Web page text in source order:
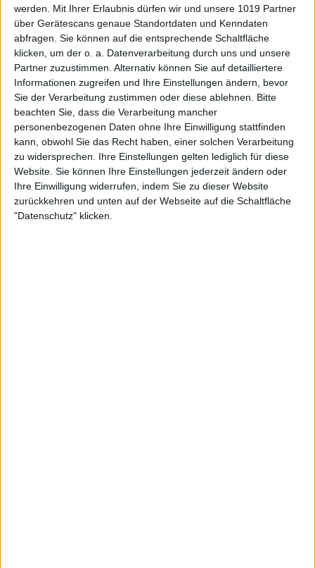
werden.
Mit Ihrer Erlaubnis dürfen wir und unsere 1019 Partner
über Gerätescans genaue Standortdaten und Kenndaten
abfragen. Sie können auf die entsprechende Schaltfläche
klicken, um der o. a. Datenverarbeitung durch uns und unsere
Partner zuzustimmen. Alternativ können Sie auf detailliertere
Informationen zugreifen und Ihre Einstellungen ändern, bevor
Sie der Verarbeitung zustimmen oder diese ablehnen.
Bitte
beachten Sie, dass die Verarbeitung mancher
personenbezogenen Daten ohne Ihre Einwilligung stattfinden
kann, obwohl Sie das Recht haben, einer solchen Verarbeitung
zu widersprechen. Ihre Einstellungen gelten lediglich für diese
Website. Sie können Ihre Einstellungen jederzeit ändern oder
Ihre Einwilligung widerrufen, indem Sie zu dieser Website
zurückkehren und unten auf der Webseite auf die Schaltfläche
"Datenschutz" klicken.